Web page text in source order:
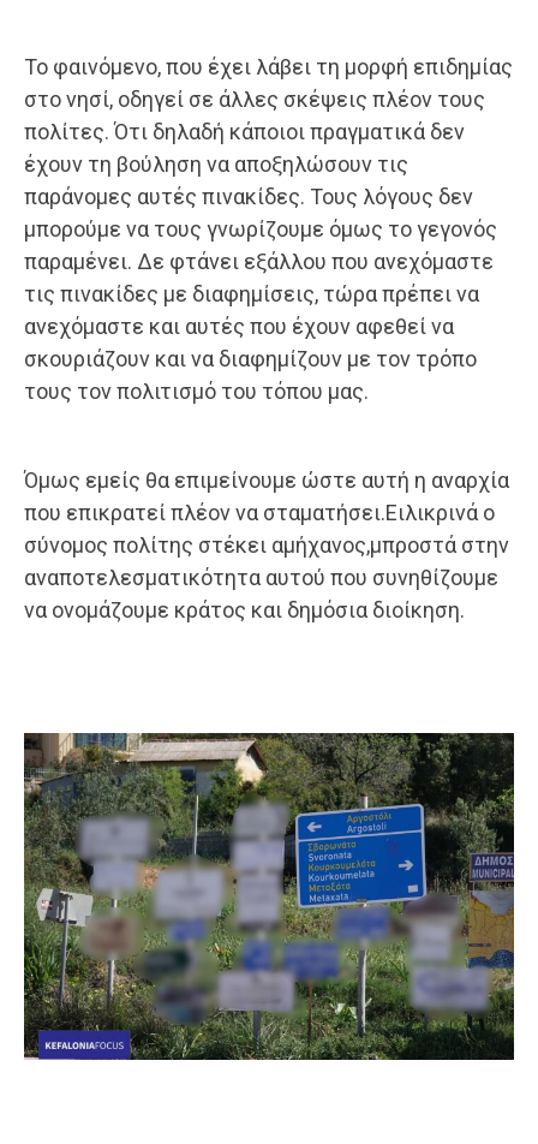
Το φαινόμενο, που έχει λάβει τη μορφή επιδημίας
στο νησί, οδηγεί σε άλλες σκέψεις πλέον τους
πολίτες. Ότι δηλαδή κάποιοι πραγματικά δεν
έχουν τη βούληση να αποξηλώσουν τις
παράνομες αυτές πινακίδες. Τους λόγους δεν
μπορούμε να τους γνωρίζουμε όμως το γεγονός
παραμένει. Δε φτάνει εξάλλου που ανεχόμαστε
τις πινακίδες με διαφημίσεις, τώρα πρέπει να
ανεχόμαστε και αυτές που έχουν αφεθεί να
σκουριάζουν και να διαφημίζουν με τον τρόπο
τους τον πολιτισμό του τόπου μας.
Όμως εμείς θα επιμείνουμε ώστε αυτή η αναρχία
που επικρατεί πλέον να σταματήσει.Ειλικρινά ο
σύνομος πολίτης στέκει αμήχανος,μπροστά στην
αναποτελεσματικότητα αυτού που συνηθίζουμε
να ονομάζουμε κράτος και δημόσια διοίκηση.